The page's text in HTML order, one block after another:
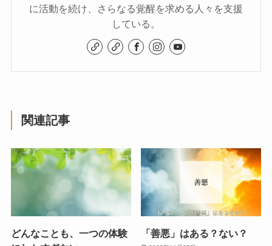
に活動を続け、さらなる覚醒を求める人々を支援
している。
関連記事
どんなことも、一つの体験
「善悪」はある？ない？